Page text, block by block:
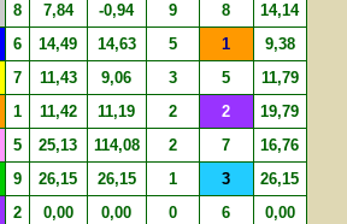
8 7,84 -0,94 9 8 14,14
6 14,49 14,63 5 1 9,38
7 11,43 9,06 3 5 11,79
1 11,42 11,19 2 2 19,79
5 25,13 114,08 2 7 16,76
9 26,15 26,15 1 3 26,15
2 0,00 0,00 0 6 0,00